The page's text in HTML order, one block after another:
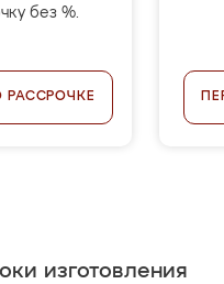
без %.
РАССРОЧКЕ
изготовления